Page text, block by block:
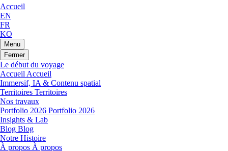
Accueil
EN
FR
KO
Menu
Fermer
Le début du voyage
Accueil Accueil
Immersif, IA & Contenu spatial
Territoires Territoires
Nos travaux
Portfolio 2026 Portfolio 2026
Insights & Lab
Blog Blog
Notre Histoire
À propos À propos